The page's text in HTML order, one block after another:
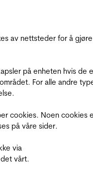
av nettsteder for å gjøre
på enheten hvis de
For alle andre
cookies. Noen cookies
på våre sider.
via
vårt.